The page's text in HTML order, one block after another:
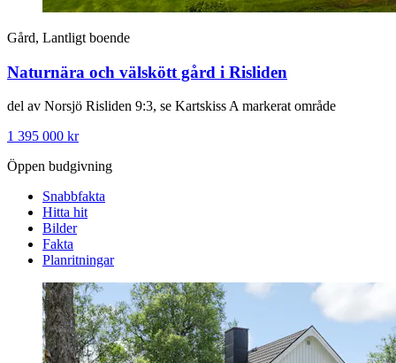
Gård, Lantligt boende
Naturnära och välskött gård i Risliden
del av Norsjö Risliden 9:3, se Kartskiss A markerat område
1 395 000 kr
Öppen budgivning
Snabbfakta
Hitta hit
Bilder
Fakta
Planritningar